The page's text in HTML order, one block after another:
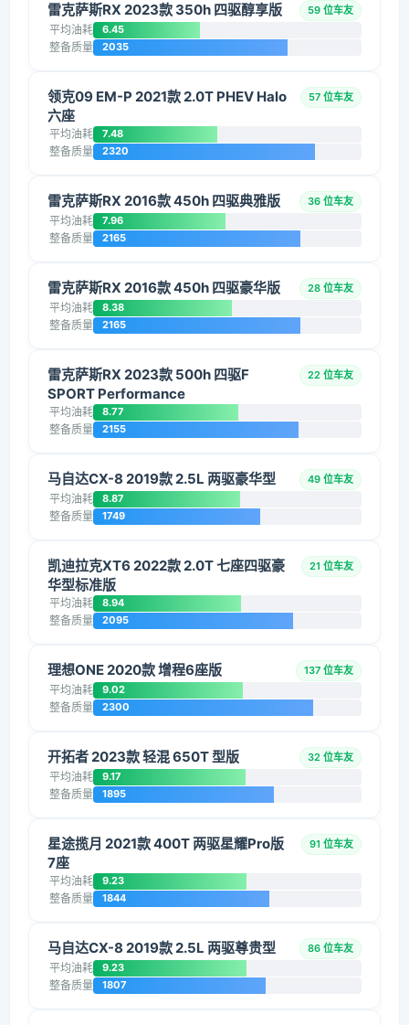
雷克萨斯RX 2023款 350h 四驱醇享版 59 位车友
平均油耗 6.45
整备质量 2035
领克09 EM-P 2021款 2.0T PHEV Halo
六座
57 位车友
平均油耗 7.48
整备质量 2320
雷克萨斯RX 2016款 450h 四驱典雅版 36 位车友
平均油耗 7.96
整备质量 2165
雷克萨斯RX 2016款 450h 四驱豪华版 28 位车友
平均油耗 8.38
整备质量 2165
雷克萨斯RX 2023款 500h 四驱F
SPORT Performance
22 位车友
平均油耗 8.77
整备质量 2155
马自达CX-8 2019款 2.5L 两驱豪华型 49 位车友
平均油耗 8.87
整备质量 1749
凯迪拉克XT6 2022款 2.0T 七座四驱豪
华型标准版
21 位车友
平均油耗 8.94
整备质量 2095
理想ONE 2020款 增程6座版 137 位车友
平均油耗 9.02
整备质量 2300
开拓者 2023款 轻混 650T 型版 32 位车友
平均油耗 9.17
整备质量 1895
星途揽月 2021款 400T 两驱星耀Pro版
7座
91 位车友
平均油耗 9.23
整备质量 1844
马自达CX-8 2019款 2.5L 两驱尊贵型 86 位车友
平均油耗 9.23
整备质量 1807